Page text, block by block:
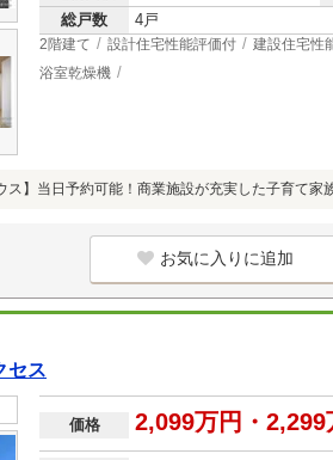
総戸数 4戸
2階建て 設計住宅性能評価付 建設住宅性
浴室乾燥機
ス】当日予約可能！商業施設が充実した子育て家
お気に入りに追加
セス
価格 2,099万円・2,299